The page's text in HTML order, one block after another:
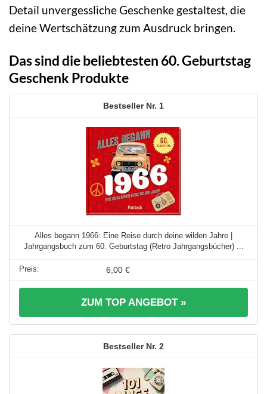
Detail unvergessliche Geschenke gestaltest, die
deine Wertschätzung zum Ausdruck bringen.
Das sind die beliebtesten 60. Geburtstag
Geschenk Produkte
1
Alles begann 1966: Eine Reise durch deine wilden Jahre |
Jahrgangsbuch zum 60. Geburtstag (Retro Jahrgangsbücher) ...
6,00 €
ZUM TOP ANGEBOT »
2